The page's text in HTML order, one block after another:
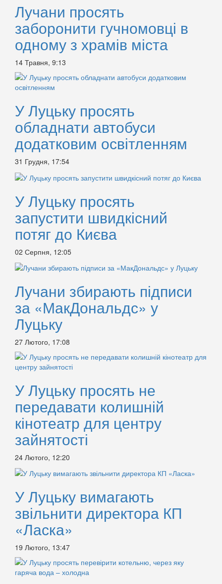
Лучани просять
заборонити гучномовці в
одному з храмів міста
14 Травня, 9:13
У Луцьку просять
обладнати автобуси
додатковим освітленням
31 Грудня, 17:54
У Луцьку просять
запустити швидкісний
потяг до Києва
02 Серпня, 12:05
Лучани збирають підписи
за «МакДональдс» у
Луцьку
27 Лютого, 17:08
У Луцьку просять не
передавати колишній
кінотеатр для центру
зайнятості
24 Лютого, 12:20
У Луцьку вимагають
звільнити директора КП
«Ласка»
19 Лютого, 13:47